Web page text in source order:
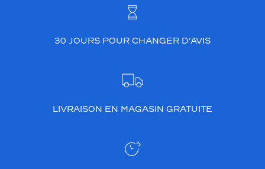
30 JOURS POUR CHANGER D’AVIS
LIVRAISON EN MAGASIN GRATUITE